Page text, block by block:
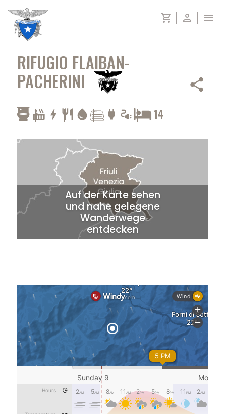
content
shopping_cart person menu
RIFUGIO FLAIBAN-
PACHERINI share
hot_tub bolt restaurant water_drop power electrical_services 14
Auf der Karte sehen
und nahe gelegene
Wanderwege
entdecken